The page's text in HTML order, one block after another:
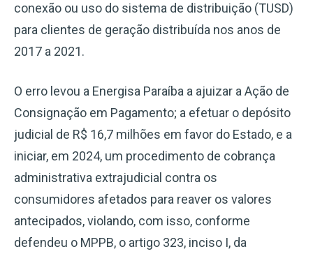
conexão ou uso do sistema de distribuição (TUSD)
para clientes de geração distribuída nos anos de
2017 a 2021.
O erro levou a Energisa Paraíba a ajuizar a Ação de
Consignação em Pagamento; a efetuar o depósito
judicial de R$ 16,7 milhões em favor do Estado, e a
iniciar, em 2024, um procedimento de cobrança
administrativa extrajudicial contra os
consumidores afetados para reaver os valores
antecipados, violando, com isso, conforme
defendeu o MPPB, o artigo 323, inciso I, da